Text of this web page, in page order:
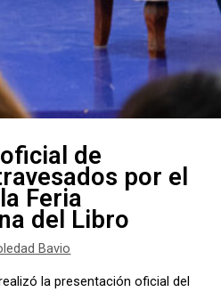
de
por el
Feria
del Libro
Bavio
la presentación oficial del